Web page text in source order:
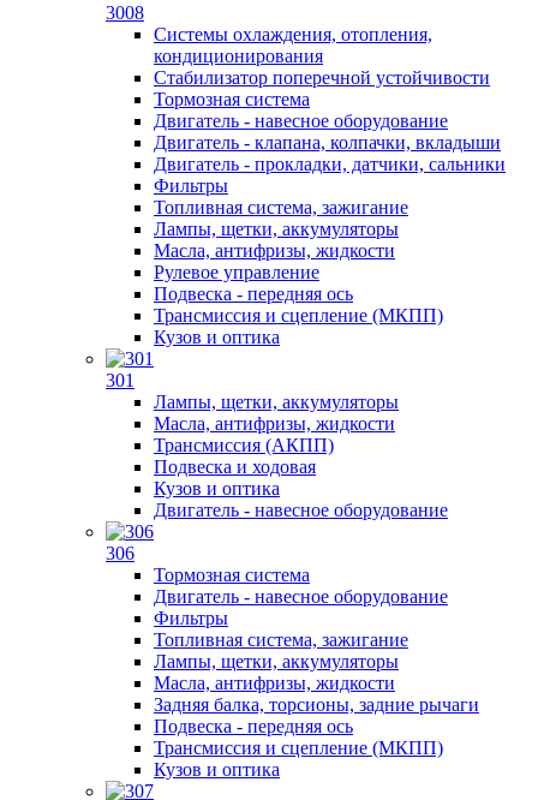
3008
Системы охлаждения, отопления,
кондиционирования
Стабилизатор поперечной устойчивости
Тормозная система
Двигатель - навесное оборудование
Двигатель - клапана, колпачки, вкладыши
Двигатель - прокладки, датчики, сальники
Фильтры
Топливная система, зажигание
Лампы, щетки, аккумуляторы
Масла, антифризы, жидкости
Рулевое управление
Подвеска - передняя ось
Трансмиссия и сцепление (МКПП)
Кузов и оптика
301
Лампы, щетки, аккумуляторы
Масла, антифризы, жидкости
Трансмиссия (АКПП)
Подвеска и ходовая
Кузов и оптика
Двигатель - навесное оборудование
306
Тормозная система
Двигатель - навесное оборудование
Фильтры
Топливная система, зажигание
Лампы, щетки, аккумуляторы
Масла, антифризы, жидкости
Задняя балка, торсионы, задние рычаги
Подвеска - передняя ось
Трансмиссия и сцепление (МКПП)
Кузов и оптика